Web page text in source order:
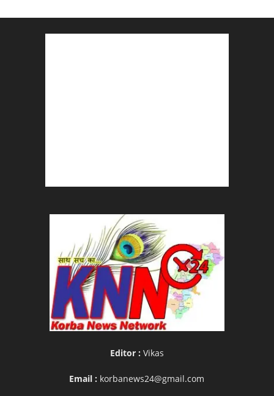
Editor : Vikas
Email : korbanews24@gmail.com